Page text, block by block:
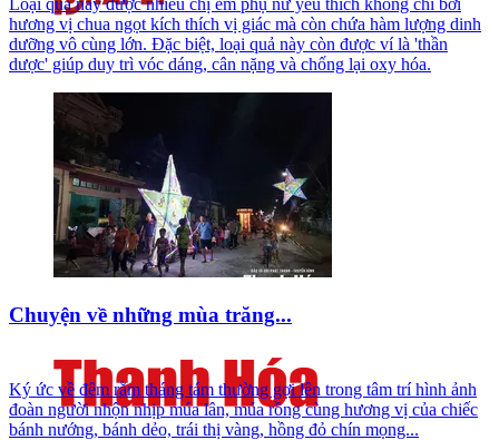
Loại quả này được nhiều chị em phụ nữ yêu thích không chỉ bởi
hương vị chua ngọt kích thích vị giác mà còn chứa hàm lượng dinh
dưỡng vô cùng lớn. Đặc biệt, loại quả này còn được ví là 'thần
dược' giúp duy trì vóc dáng, cân nặng và chống lại oxy hóa.
Chuyện về những mùa trăng...
Ký ức về đêm rằm tháng tám thường gợi lên trong tâm trí hình ảnh
đoàn người nhộn nhịp múa lân, múa rồng cùng hương vị của chiếc
bánh nướng, bánh dẻo, trái thị vàng, hồng đỏ chín mọng...